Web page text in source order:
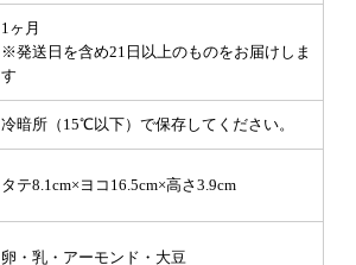
1ヶ月
※発送日を含め21日以上のものをお届けしま
す
冷暗所（15℃以下）で保存してください。
タテ8.1cm×ヨコ16.5cm×高さ3.9cm
卵・乳・アーモンド・大豆